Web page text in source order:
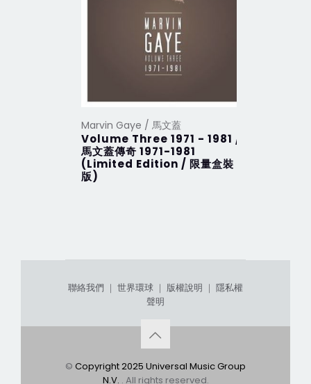
Marvin Gaye / 馬文蓋
Volume Three 1971 - 1981 /
馬文蓋傳奇 1971-1981
(Limited Edition / 限量盒裝
版)
聯絡我們 ｜ 世界環球 ｜ 版權說明 ｜ 隱私權
聲明
© Copyright 2025 Universal Music Group
N.V. . All rights reserved.